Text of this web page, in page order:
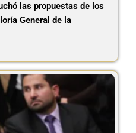
las propuestas de los
General de la